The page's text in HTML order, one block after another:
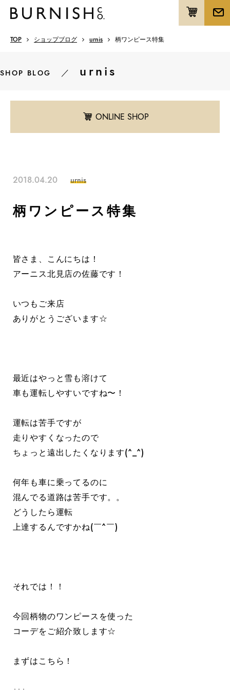
TOP ショップブログ urnis 柄ワンピース特集
SHOP BLOG ／ urnis
ONLINE SHOP
2018.04.20 urnis
柄ワンピース特集
皆さま、こんにちは！
アーニス北見店の佐藤です！
いつもご来店
ありがとうございます☆
最近はやっと雪も溶けて
車も運転しやすいですね〜！
運転は苦手ですが
走りやすくなったので
ちょっと遠出したくなります(^_^)
何年も車に乗ってるのに
混んでる道路は苦手です。。
どうしたら運転
上達するんですかね(￣^￣)
それでは！！
今回柄物のワンピースを使った
コーデをご紹介致します☆
まずはこちら！